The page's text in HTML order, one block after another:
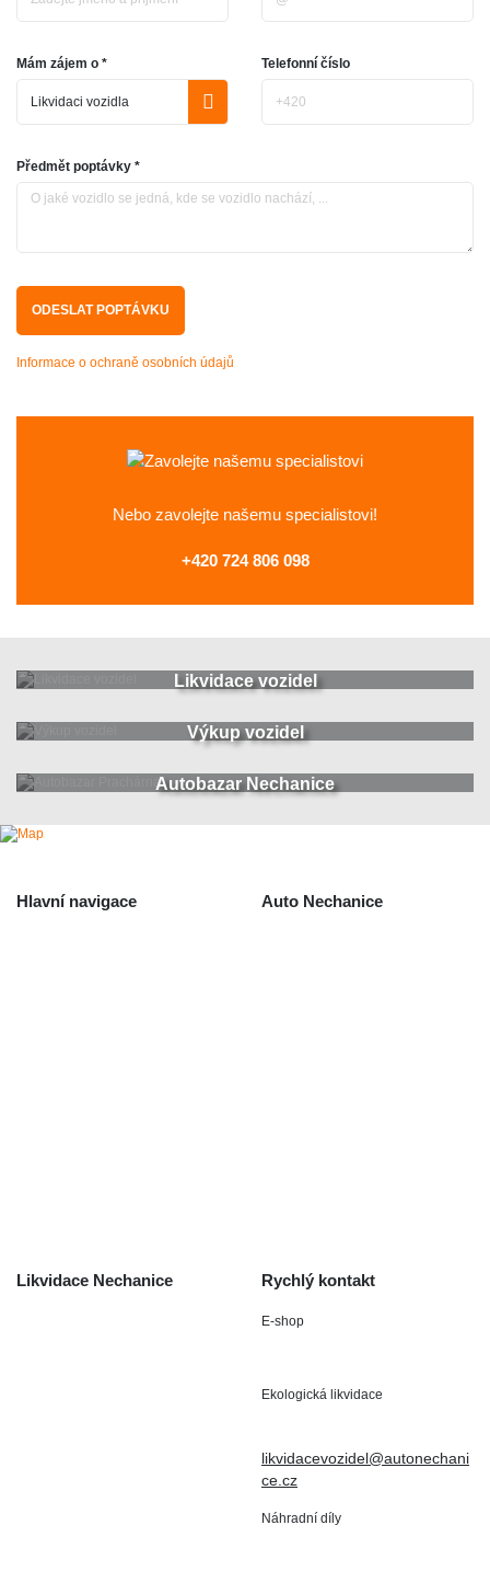
Mám zájem o * Telefonní číslo
Předmět poptávky *
Informace o ochraně osobních údajů
Nebo zavolejte našemu specialistovi!
+420 724 806 098
Likvidace vozidel
Výkup vozidel
Autobazar Nechanice
Hlavní navigace Auto Nechanice
Likvidace Nechanice Rychlý kontakt
E-shop
Ekologická likvidace
likvidacevozidel@autonechani
ce.cz
Náhradní díly